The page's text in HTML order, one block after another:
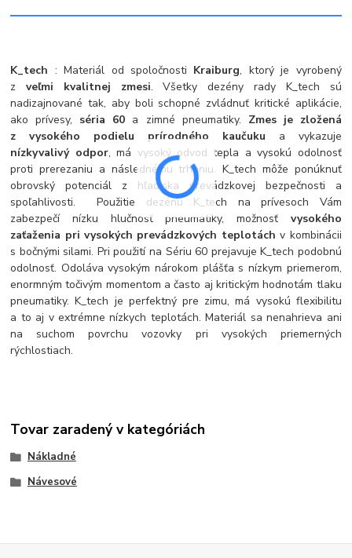
K_tech : Materiál od spoločnosti Kraiburg, ktorý je vyrobený
z veľmi kvalitnej zmesi. Všetky dezény rady K_tech sú
nadizajnované tak, aby boli schopné zvládnuť kritické aplikácie,
ako prívesy, séria 60 a zimné pneumatiky. Zmes je zložená
z vysokého podielu prírodného kaučuku a vykazuje
nízkyvalivý odpor, má vysoký odvod tepla a vysokú odolnosť
proti prerezaniu a následnému trhaniu. K_tech môže ponúknuť
obrovský potenciál z hľadiska prevádzkovej bezpečnosti a
spoľahlivosti. Použitie dezénu K_tech na prívesoch Vám
zabezpečí nízku hlučnosť pneumatiky, možnosť vysokého
zaťaženia pri vysokých prevádzkových teplotách v kombinácii
s bočnými silami. Pri použití na Sériu 60 prejavuje K_tech podobnú
odolnosť. Odoláva vysokým nárokom plášťa s nízkym priemerom,
enormným točivým momentom a často aj kritickým hodnotám tlaku
pneumatiky. K_tech je perfektný pre zimu, má vysokú flexibilitu
a to aj v extrémne nízkych teplotách. Materiál sa nenahrieva ani
na suchom povrchu vozovky pri vysokých priemerných
rýchlostiach.
Tovar zaradený v kategóriách
Nákladné
Návesové